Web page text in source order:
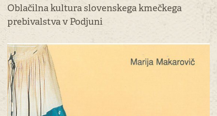
Oblačilna kultura slovenskega kmečkega
prebivalstva v Podjuni